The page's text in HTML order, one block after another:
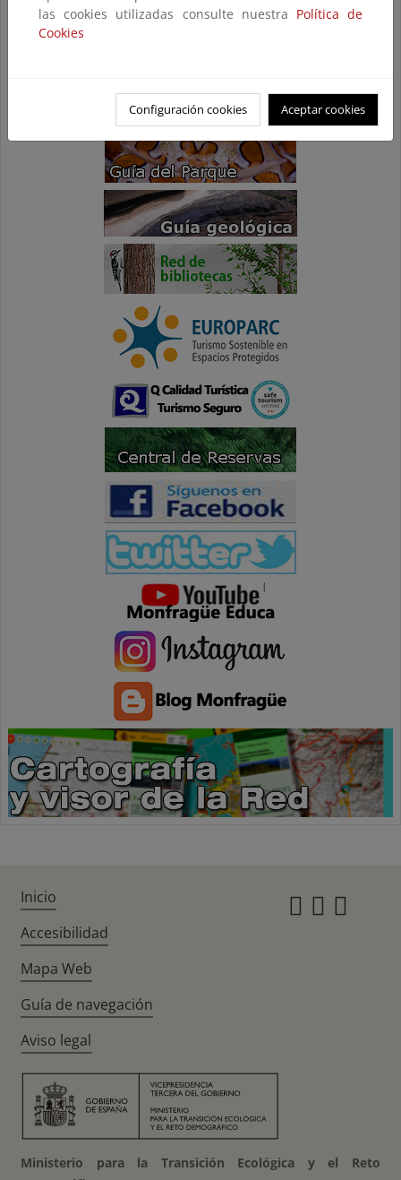
las cookies utilizadas consulte nuestra Política de
Cookies
Configuración cookies Aceptar cookies
Inicio
Accesibilidad
Mapa Web
Guía de navegación
Aviso legal
Ministerio para la Transición Ecológica y el Reto